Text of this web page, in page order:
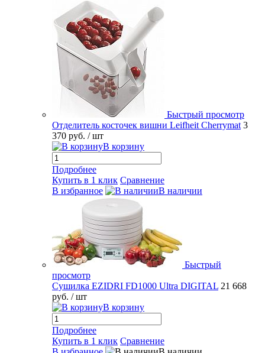
Быстрый просмотр
Отделитель косточек вишни Leifheit Cherrymat 3
370 руб. / шт
В корзину
Подробнее
Купить в 1 клик Сравнение
В избранное
В наличии
Быстрый
просмотр
Сушилка EZIDRI FD1000 Ultra DIGITAL 21 668
руб. / шт
В корзину
Подробнее
Купить в 1 клик Сравнение